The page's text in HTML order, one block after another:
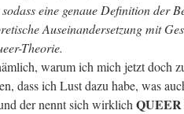
eine genaue Definition der
Auseinandersetzung mit
Theorie.
warum ich mich jetzt doch
dass ich Lust dazu habe, was
der nennt sich wirklich